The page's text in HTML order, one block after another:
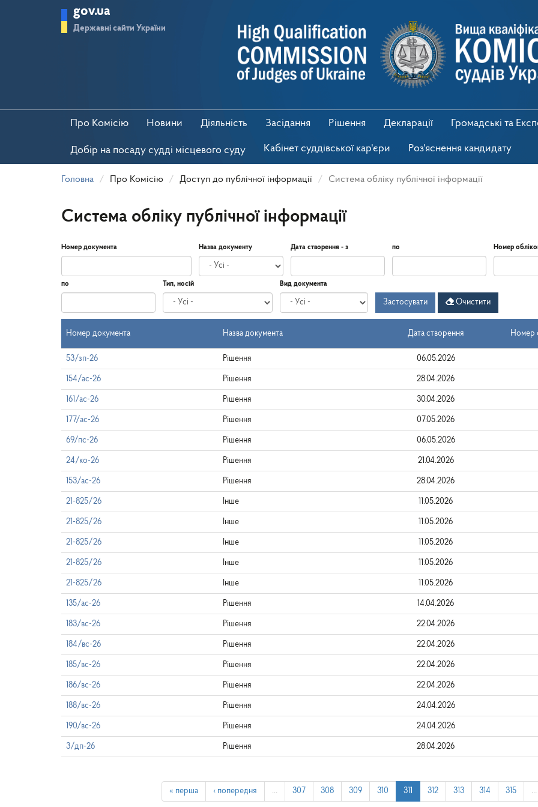
gov.ua
Державні сайти України
Про Комісію Новини Діяльність Засідання Рішення Декларації Громадські та
Добір на посаду судді місцевого суду Кабінет суддівської кар'єри Роз'яснення кандидату
Головна Про Комісію Доступ до публічної інформації Система обліку публічної інформації
Система обліку публічної інформації
Номер документа Назва документу Дата створення - з
Дата
Дата
створення
-
з
по Номер
по
Дата
по
Тип, носій Вид документа
Застосувати Очистити
Номер документа Назва документа Дата створення Номер
53/зп-26 Рішення 06.05.2026
154/ас-26 Рішення 28.04.2026
161/ас-26 Рішення 30.04.2026
177/ас-26 Рішення 07.05.2026
69/пс-26 Рішення 06.05.2026
24/ко-26 Рішення 21.04.2026
153/ас-26 Рішення 28.04.2026
21-825/26 Інше 11.05.2026
21-825/26 Інше 11.05.2026
21-825/26 Інше 11.05.2026
21-825/26 Інше 11.05.2026
21-825/26 Інше 11.05.2026
135/ас-26 Рішення 14.04.2026
183/вс-26 Рішення 22.04.2026
184/вс-26 Рішення 22.04.2026
185/вс-26 Рішення 22.04.2026
186/вс-26 Рішення 22.04.2026
188/вс-26 Рішення 24.04.2026
190/вс-26 Рішення 24.04.2026
3/дп-26 Рішення 28.04.2026
« перша ‹ попередня … 307 308 309 310 311 312 313 314 315 …